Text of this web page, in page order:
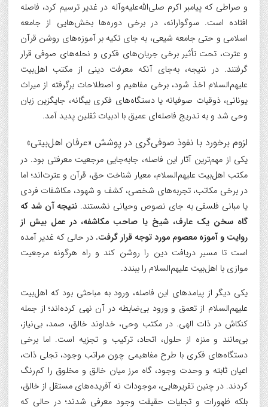
و صراطی که پیامبر اکرم صلی‌الله‌علیه‌وآله در غدیر ترسیم کرد، فاصله
افتاده است. سوگوارانه، در برخی دوره‌ها بخش‌هایی از جامعه
اسلامی و حتی جامعه شیعی، به جای تکیه بر آموزه‌های روشن قرآن
و عترت، تحت تأثیر برخی جریان‌های فکری و نحله‌های صوفی قرار
گرفتند. در نتیجه، به‌جای آنکه معرفت دینی از مکتب اهل‌بیت
علیهم‌السلام اخذ شود، برخی مفاهیم و اصطلاحات برگرفته از میراث
یونانی، ذوقیات صوفیانه یا دستگاه‌های فکری بیگانه، جایگزین زبان
وحی شد و به تدریج فاصله‌ای عمیق با ادبیات ثقلین پدید آمد.
لزوم برخورد با نفوذ صوفی‌گری در پوشش «عرفان اهل‌بیتی»
یکی از مهم‌ترین آثار این فاصله، جابه‌جایی مرجعیت معرفتی بود. در
مکتب اهل‌بیت علیهم‌السلام، معیار شناخت حق، قرآن و عترت‌اند؛ اما
در برخی مکاتب، تجربه‌های شخصی، کشف و شهود، مکاشفات فردی
یا مبانی فلسفی به جای نصوص وحیانی نشستند. نتیجه آن شد که
گاه سخن یک عارف، شیخ یا صاحب مکاشفه، در عمل بیش از
روایت و آموزه معصوم مورد توجه قرار گرفت. در حالی که غدیر آمده
است تا مسیر دریافت دین را روشن کند و راه هرگونه مرجعیت
موازی با اهل‌بیت علیهم‌السلام را ببندد.
یکی دیگر از پیامدهای این فاصله، ورود به مباحثی بود که اهل‌بیت
علیهم‌السلام از تعمق و ورود بی‌ضابطه در آن نهی کرده‌اند؛ از جمله
کنکاش در ذات الهی. در مکتب وحی، خداوند خالق، صمد، بی‌نیاز،
بی‌مانند و منزه از حلول، اتحاد، ترکیب و تجزیه است. اما برخی
دستگاه‌های فکری با طرح مفاهیمی چون مراتب وجود، تجلی ذات،
اعیان ثابته و وحدت وجود، گاه مرز میان خالق و مخلوق را کم‌رنگ
کردند. در چنین تقریرهایی، موجودات نه آفریده‌های مستقل از خالق،
بلکه ظهورات و تجلیات حقیقت وجود معرفی شدند؛ در حالی که